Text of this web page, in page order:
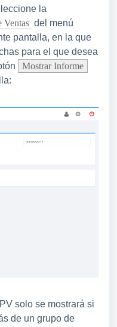
la
Ventas del menú
pantalla, en la que
para el que desea
Mostrar Informe
solo se mostrará si
de un grupo de